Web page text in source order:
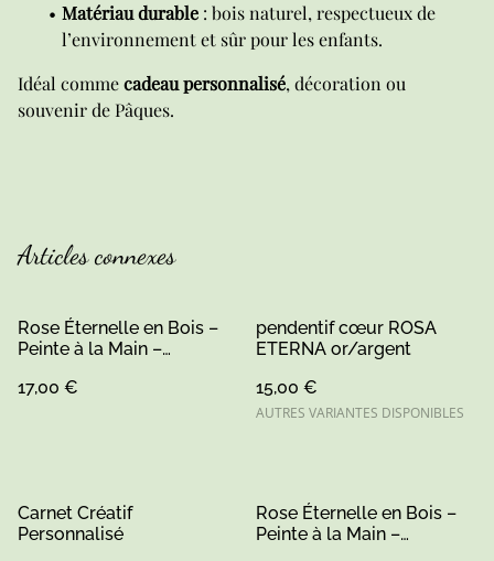
Matériau durable : bois naturel, respectueux de
l’environnement et sûr pour les enfants.
Idéal commecadeau personnalisé, décoration ou
souvenir de Pâques.
Articles connexes
Rose Éternelle en Bois –
Peinte à la Main –
17,00 €
pendentif cœur ROSA
ETERNA or/argent
15,00 €
AUTRES VARIANTES DISPONIBLES
Carnet Créatif
Personnalisé
Rose Éternelle en Bois –
Peinte à la Main –